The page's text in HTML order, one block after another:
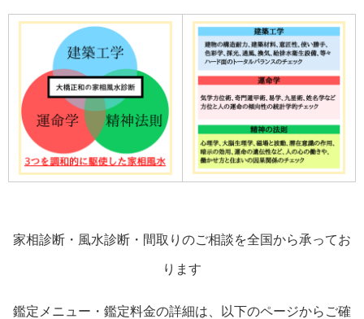
家相診断・風水診断・間取りのご相談を全国から承ってお
ります
鑑定メニュー・鑑定料金の詳細は、以下のページからご確